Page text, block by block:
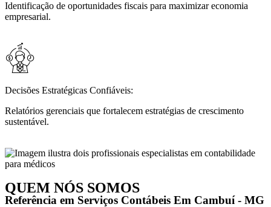
Identificação de oportunidades fiscais para maximizar economia
empresarial.
Decisões Estratégicas Confiáveis:
Relatórios gerenciais que fortalecem estratégias de crescimento
sustentável.
QUEM NÓS SOMOS
Referência em Serviços Contábeis Em Cambuí - MG